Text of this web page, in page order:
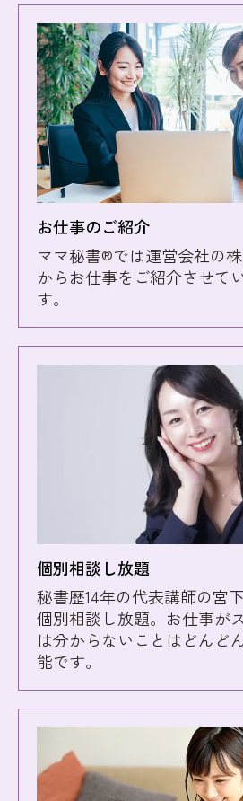
お仕事のご紹介
ママ秘書®︎では運営会社の
からお仕事をご紹介させて
す。
個別相談し放題
秘書歴14年の代表講師の宮
個別相談し放題。お仕事が
は分からないことはどんど
能です。